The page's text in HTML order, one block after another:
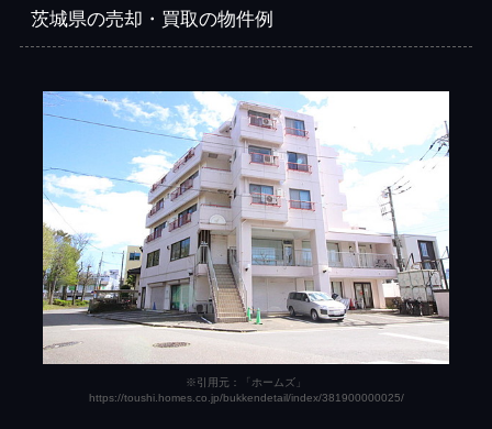
茨城県の売却・買取の物件例
※引用元：「ホームズ」
https://toushi.homes.co.jp/bukkendetail/index/381900000025/